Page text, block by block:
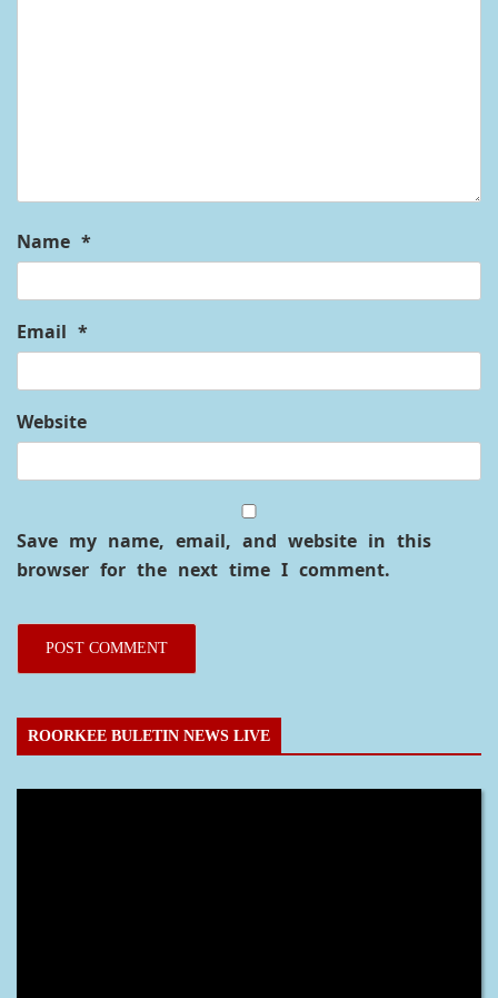
Name *
Email *
Website
Save my name, email, and website in this
browser for the next time I comment.
ROORKEE BULETIN NEWS LIVE